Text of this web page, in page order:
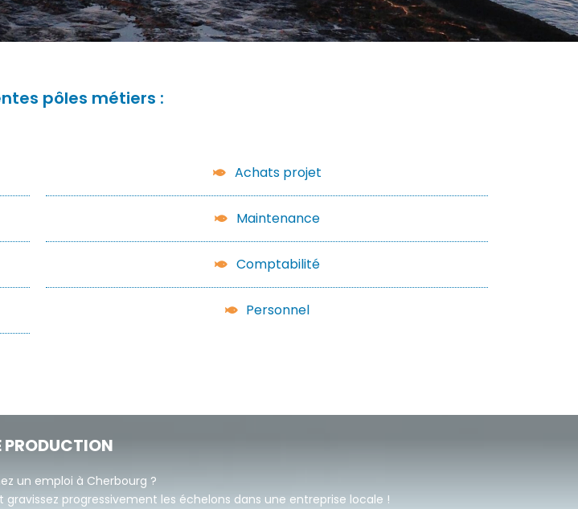
pôles métiers :
Achats projet
Maintenance
Comptabilité
Personnel
PRODUCTION
un emploi à Cherbourg ?
progressivement les échelons dans une entreprise locale !